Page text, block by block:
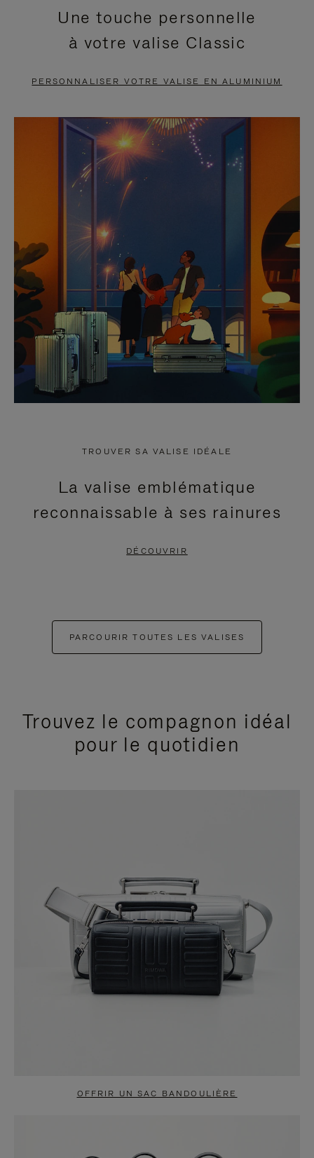
EN
PAUSE,
APPUYEZ
POUR
METTRE
PAUSE
VIDÉO
EST
DÉSACTIVÉ.
CLIQUER
POUR
RÉACTIVER
LE
SON
Une touche personnelle
à votre valise Classic
PERSONNALISER VOTRE VALISE EN ALUMINIUM
TROUVER SA VALISE IDÉALE
La valise emblématique
reconnaissable à ses rainures
DÉCOUVRIR
PARCOURIR TOUTES LES VALISES
Trouvez le compagnon idéal
pour le quotidien
OFFRIR UN SAC BANDOULIÈRE